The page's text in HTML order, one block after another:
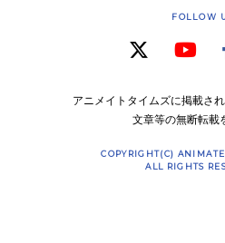
FOLLOW
アニメイトタイムズに掲載さ
文章等の無断転載
COPYRIGHT(C)
ALL RIGHTS